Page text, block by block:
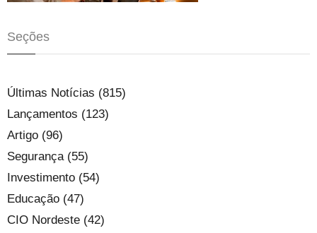
Seções
Últimas Notícias (815)
Lançamentos (123)
Artigo (96)
Segurança (55)
Investimento (54)
Educação (47)
CIO Nordeste (42)